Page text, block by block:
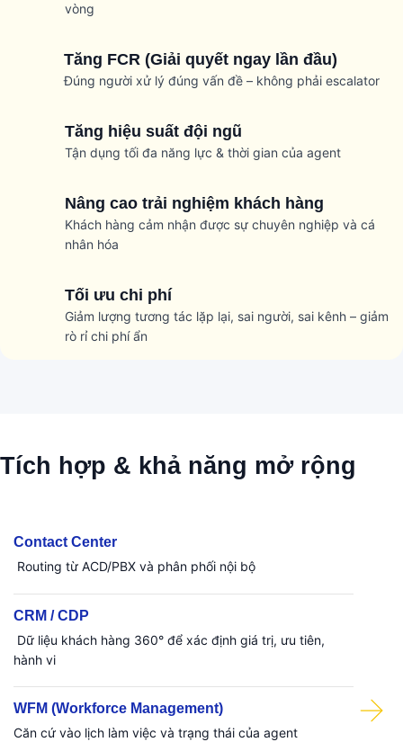
vòng
Tăng FCR (Giải quyết ngay lần đầu)
Đúng người xử lý đúng vấn đề – không phải escalator
Tăng hiệu suất đội ngũ
Tận dụng tối đa năng lực & thời gian của agent
Nâng cao trải nghiệm khách hàng
Khách hàng cảm nhận được sự chuyên nghiệp và cá
nhân hóa
Tối ưu chi phí
Giảm lượng tương tác lặp lại, sai người, sai kênh – giảm
rò rỉ chi phí ẩn
Tích hợp & khả năng mở rộng
Contact Center
Routing từ ACD/PBX và phân phối nội bộ
CRM / CDP
Dữ liệu khách hàng 360° để xác định giá trị, ưu tiên,
hành vi
WFM (Workforce Management)
Căn cứ vào lịch làm việc và trạng thái của agent